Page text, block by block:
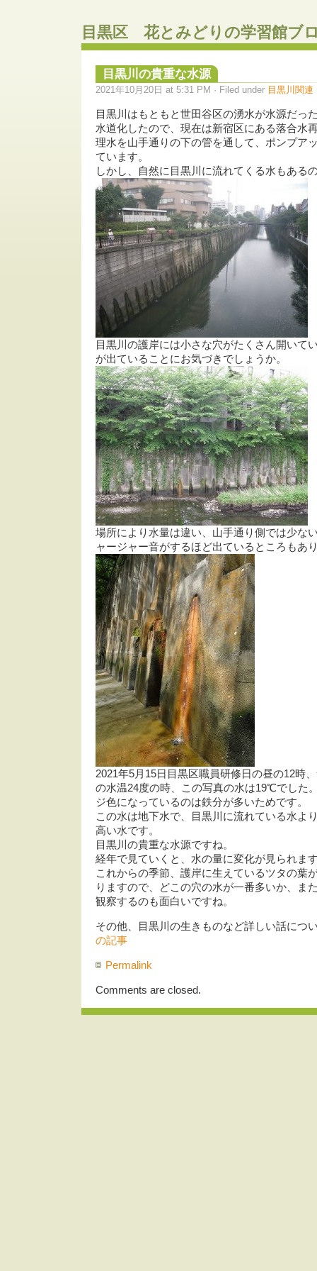
目黒区 花とみどりの学習館ブ
目黒川の貴重な水源
2021年10月20日 at 5:31 PM · Filed under 目黒川関連
目黒川はもともと世田谷区の湧水が水源だっ
水道化したので、現在は新宿区にある落合水
理水を山手通りの下の管を通して、ポンプア
ています。
しかし、自然に目黒川に流れてくる水もある
目黒川の護岸には小さな穴がたくさん開いて
が出ていることにお気づきでしょうか。
場所により水量は違い、山手通り側では少な
ャージャー音がするほど出ているところもあ
2021年5月15日目黒区職員研修日の昼の12時
の水温24度の時、この写真の水は19℃でした
ジ色になっているのは鉄分が多いためです。
この水は地下水で、目黒川に流れている水よ
高い水です。
目黒川の貴重な水源ですね。
経年で見ていくと、水の量に変化が見られま
これからの季節、護岸に生えているツタの葉
りますので、どこの穴の水が一番多いか、ま
観察するのも面白いですね。
その他、目黒川の生きものなど詳しい話につ
の記事
Permalink
Comments are closed.